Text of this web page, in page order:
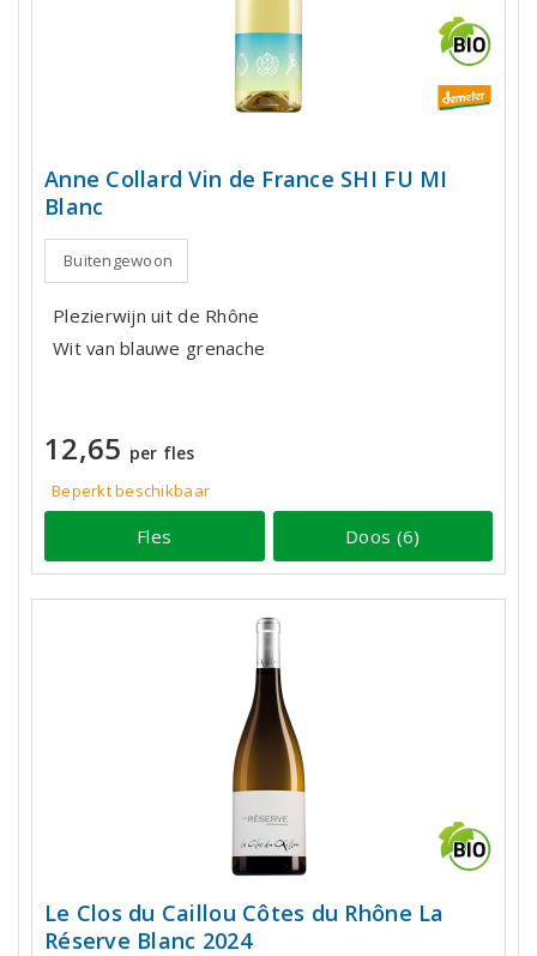
Anne Collard Vin de France SHI FU MI
Blanc
Buitengewoon
Plezierwijn uit de Rhône
Wit van blauwe grenache
12,65 per fles
Beperkt beschikbaar
Fles Doos (6)
Le Clos du Caillou Côtes du Rhône La
Réserve Blanc 2024